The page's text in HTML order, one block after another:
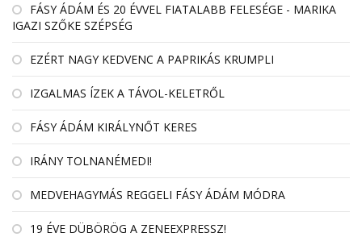
FÁSY ÁDÁM ÉS 20 ÉVVEL FIATALABB FELESÉGE - MARIKA
IGAZI SZŐKE SZÉPSÉG
EZÉRT NAGY KEDVENC A PAPRIKÁS KRUMPLI
IZGALMAS ÍZEK A TÁVOL-KELETRŐL
FÁSY ÁDÁM KIRÁLYNŐT KERES
IRÁNY TOLNANÉMEDI!
MEDVEHAGYMÁS REGGELI FÁSY ÁDÁM MÓDRA
19 ÉVE DÜBÖRÖG A ZENEEXPRESSZ!